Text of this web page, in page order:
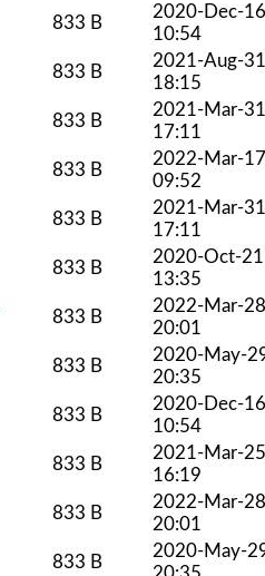
833 B
2020-Dec-16
10:54
833 B
2021-Aug-31
18:15
833 B
2021-Mar-31
17:11
833 B
2022-Mar-17
09:52
833 B
2021-Mar-31
17:11
833 B
2020-Oct-21
13:35
833 B
2022-Mar-28
20:01
833 B
2020-May-
20:35
833 B
2020-Dec-16
10:54
833 B
2021-Mar-25
16:19
833 B
2022-Mar-28
20:01
833 B
2020-May-